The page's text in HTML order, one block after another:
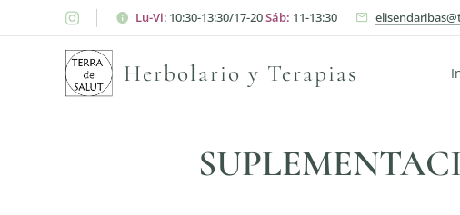
Lu-Vi: 10:30-13:30/17-20Sáb: 11-13:30
Herbolario y Terapias